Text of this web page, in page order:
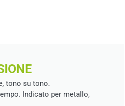
tono su tono.
Indicato per metallo,